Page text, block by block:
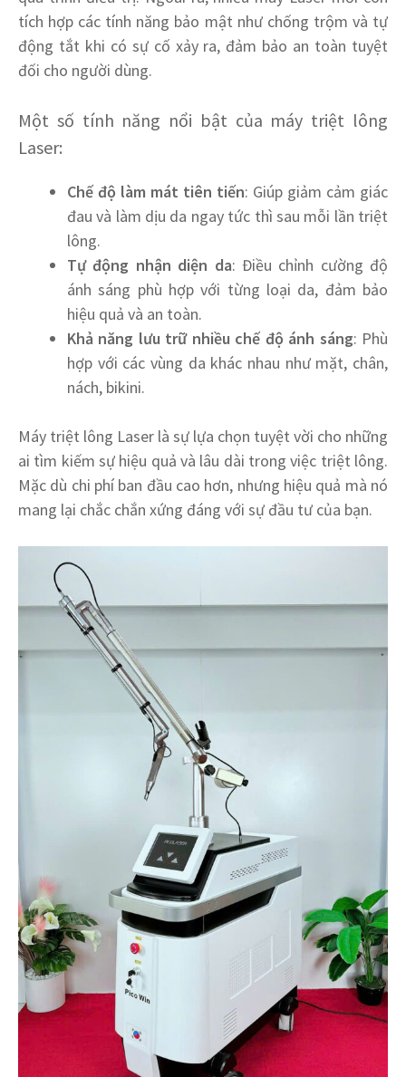
tích hợp các tính năng bảo mật như chống trộm và tự
động tắt khi có sự cố xảy ra, đảm bảo an toàn tuyệt
đối cho người dùng.
Một số tính năng nổi bật của máy triệt lông
Laser:
Chế độ làm mát tiên tiến: Giúp giảm cảm giác
đau và làm dịu da ngay tức thì sau mỗi lần triệt
lông.
Tự động nhận diện da: Điều chỉnh cường độ
ánh sáng phù hợp với từng loại da, đảm bảo
hiệu quả và an toàn.
Khả năng lưu trữ nhiều chế độ ánh sáng: Phù
hợp với các vùng da khác nhau như mặt, chân,
nách, bikini.
Máy triệt lông Laser là sự lựa chọn tuyệt vời cho những
ai tìm kiếm sự hiệu quả và lâu dài trong việc triệt lông.
Mặc dù chi phí ban đầu cao hơn, nhưng hiệu quả mà nó
mang lại chắc chắn xứng đáng với sự đầu tư của bạn.